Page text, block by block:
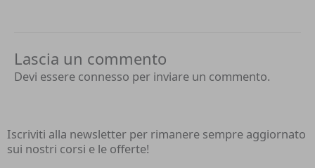
Lascia un commento
Devi essere connesso per inviare un commento.
Iscriviti alla newsletter per rimanere sempre aggiornato
sui nostri corsi e le offerte!